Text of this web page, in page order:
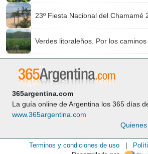
23º Fiesta Nacional del Chamamé
Verdes litoraleños. Por los
365argentina.com
La guía online de Argentina los 365 días
www.365argentina.com
Terminos y condiciones de uso